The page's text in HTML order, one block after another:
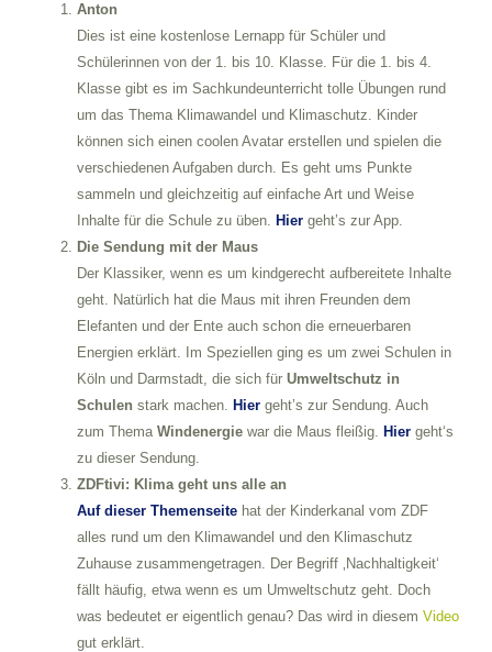
Anton
Dies ist eine kostenlose Lernapp für Schüler und
Schülerinnen von der 1. bis 10. Klasse. Für die 1. bis 4.
Klasse gibt es im Sachkundeunterricht tolle Übungen rund
um das Thema Klimawandel und Klimaschutz. Kinder
können sich einen coolen Avatar erstellen und spielen die
verschiedenen Aufgaben durch. Es geht ums Punkte
sammeln und gleichzeitig auf einfache Art und Weise
Inhalte für die Schule zu üben. Hier geht’s zur App.
Die Sendung mit der Maus
Der Klassiker, wenn es um kindgerecht aufbereitete Inhalte
geht. Natürlich hat die Maus mit ihren Freunden dem
Elefanten und der Ente auch schon die erneuerbaren
Energien erklärt. Im Speziellen ging es um zwei Schulen in
Köln und Darmstadt, die sich für Umweltschutz in
Schulen stark machen. Hier geht’s zur Sendung. Auch
zum Thema Windenergie war die Maus fleißig. Hier geht‘s
zu dieser Sendung.
ZDFtivi: Klima geht uns alle an
Auf dieser Themenseite hat der Kinderkanal vom ZDF
alles rund um den Klimawandel und den Klimaschutz
Zuhause zusammengetragen. Der Begriff ‚Nachhaltigkeit‘
fällt häufig, etwa wenn es um Umweltschutz geht. Doch
was bedeutet er eigentlich genau? Das wird in diesem Video
gut erklärt.